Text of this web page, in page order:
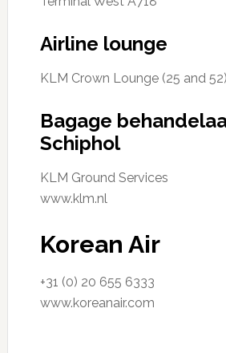
Airline lounge
KLM Crown Lounge (25 and 52)
Bagage
Schiphol
KLM Ground Services
www.klm.nl
Korean Air
+31 (0) 20 655 6333
www.koreanair.com